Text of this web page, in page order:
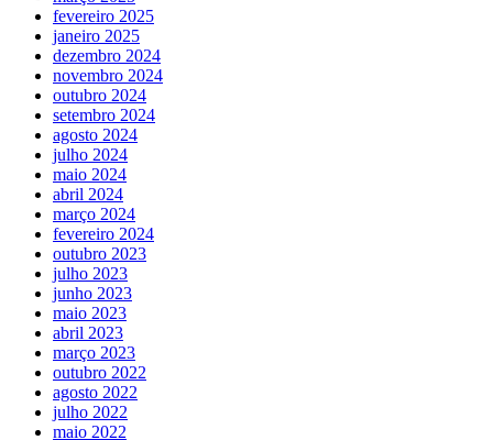
fevereiro 2025
janeiro 2025
dezembro 2024
novembro 2024
outubro 2024
setembro 2024
agosto 2024
julho 2024
maio 2024
abril 2024
março 2024
fevereiro 2024
outubro 2023
julho 2023
junho 2023
maio 2023
abril 2023
março 2023
outubro 2022
agosto 2022
julho 2022
maio 2022